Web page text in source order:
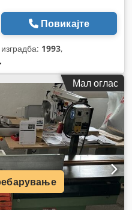
Повикајте
1993,
Мал оглас